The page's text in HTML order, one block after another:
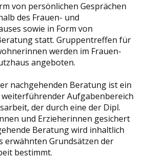
von persönlichen Gesprächen
des Frauen- und
sowie in Form von
statt. Gruppentreffen für
werden im Frauen-
angeboten.
nachgehenden Beratung ist ein
Aufgabenbereich
der durch eine der Dipl.
und Erzieherinnen gesichert
Beratung wird inhaltlich
erwähnten Grundsätzen der
bestimmt.